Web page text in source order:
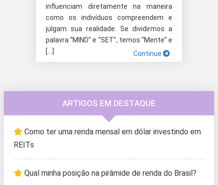
influenciam diretamente na maneira
como os indivíduos compreendem e
julgam sua realidade. Se dividirmos a
palavra “MIND” e “SET”, temos “Mente” e
[…]
Continue
ARTIGOS EM DESTAQUE
Como ter uma renda mensal em dólar investindo em
REITs
Qual minha posição na pirâmide de renda do Brasil?